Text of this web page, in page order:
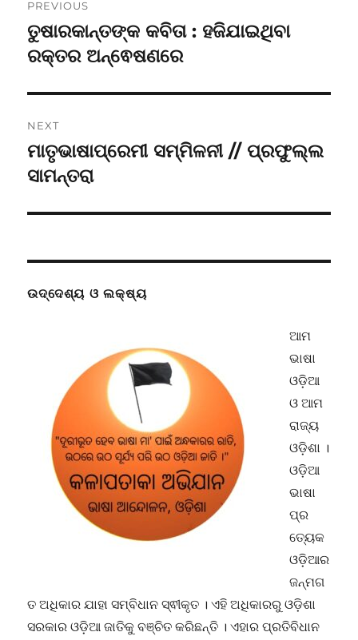
navigation
PREVIOUS
Previous
post:
ତୁଷାରକାନ୍ତଙ୍କ କବିତା : ହଜିଯାଇଥିବା
ରକ୍ତର ଅନ୍ଵେଷଣରେ
NEXT
Next
post:
ମାତୃଭାଷାପ୍ରେମୀ ସମ୍ମିଳନୀ // ପ୍ରଫୁଲ୍ଲ
ସାମନ୍ତରା
ଉଦ୍ଦେଶ୍ୟ ଓ ଲକ୍ଷ୍ୟ
ଆମ
ଭାଷା
ଓଡ଼ିଆ
ଓ ଆମ
ରାଜ୍ୟ
ଓଡ଼ିଶା ।
ଓଡ଼ିଆ
ଭାଷା
ପ୍ର
ତ୍ୟେକ
ଓଡ଼ିଆର
ଜନ୍ମଗ
ତ ଅଧିକାର ଯାହା ସମ୍ବିଧାନ ସ୍ଵୀକୃତ । ଏହି ଅଧିକାରରୁ ଓଡ଼ିଶା
ସରକାର ଓଡ଼ିଆ ଜାତିକୁ ବଞ୍ଚିତ କରିଛନ୍ତି । ଏହାର ପ୍ରତିବିଧାନ